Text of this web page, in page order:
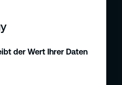
der Wert Ihrer Daten